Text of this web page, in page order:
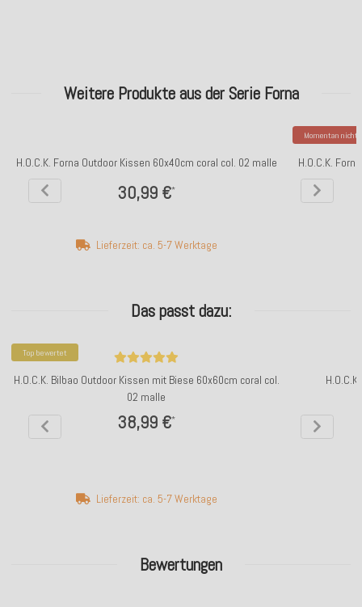
Bewertungen
Weitere Produkte aus der Serie Forna
H.O.C.K. Forna Outdoor Kissen 60x40cm coral col. 02 malle
30,99 €*
Lieferzeit: ca. 5-7 Werktage
Momentan nicht
H.O.C.K.
Das passt dazu:
Top bewertet
H.O.C.K. Bilbao Outdoor Kissen mit Biese 60x60cm coral col.
02 malle
38,99 €*
Lieferzeit: ca. 5-7 Werktage